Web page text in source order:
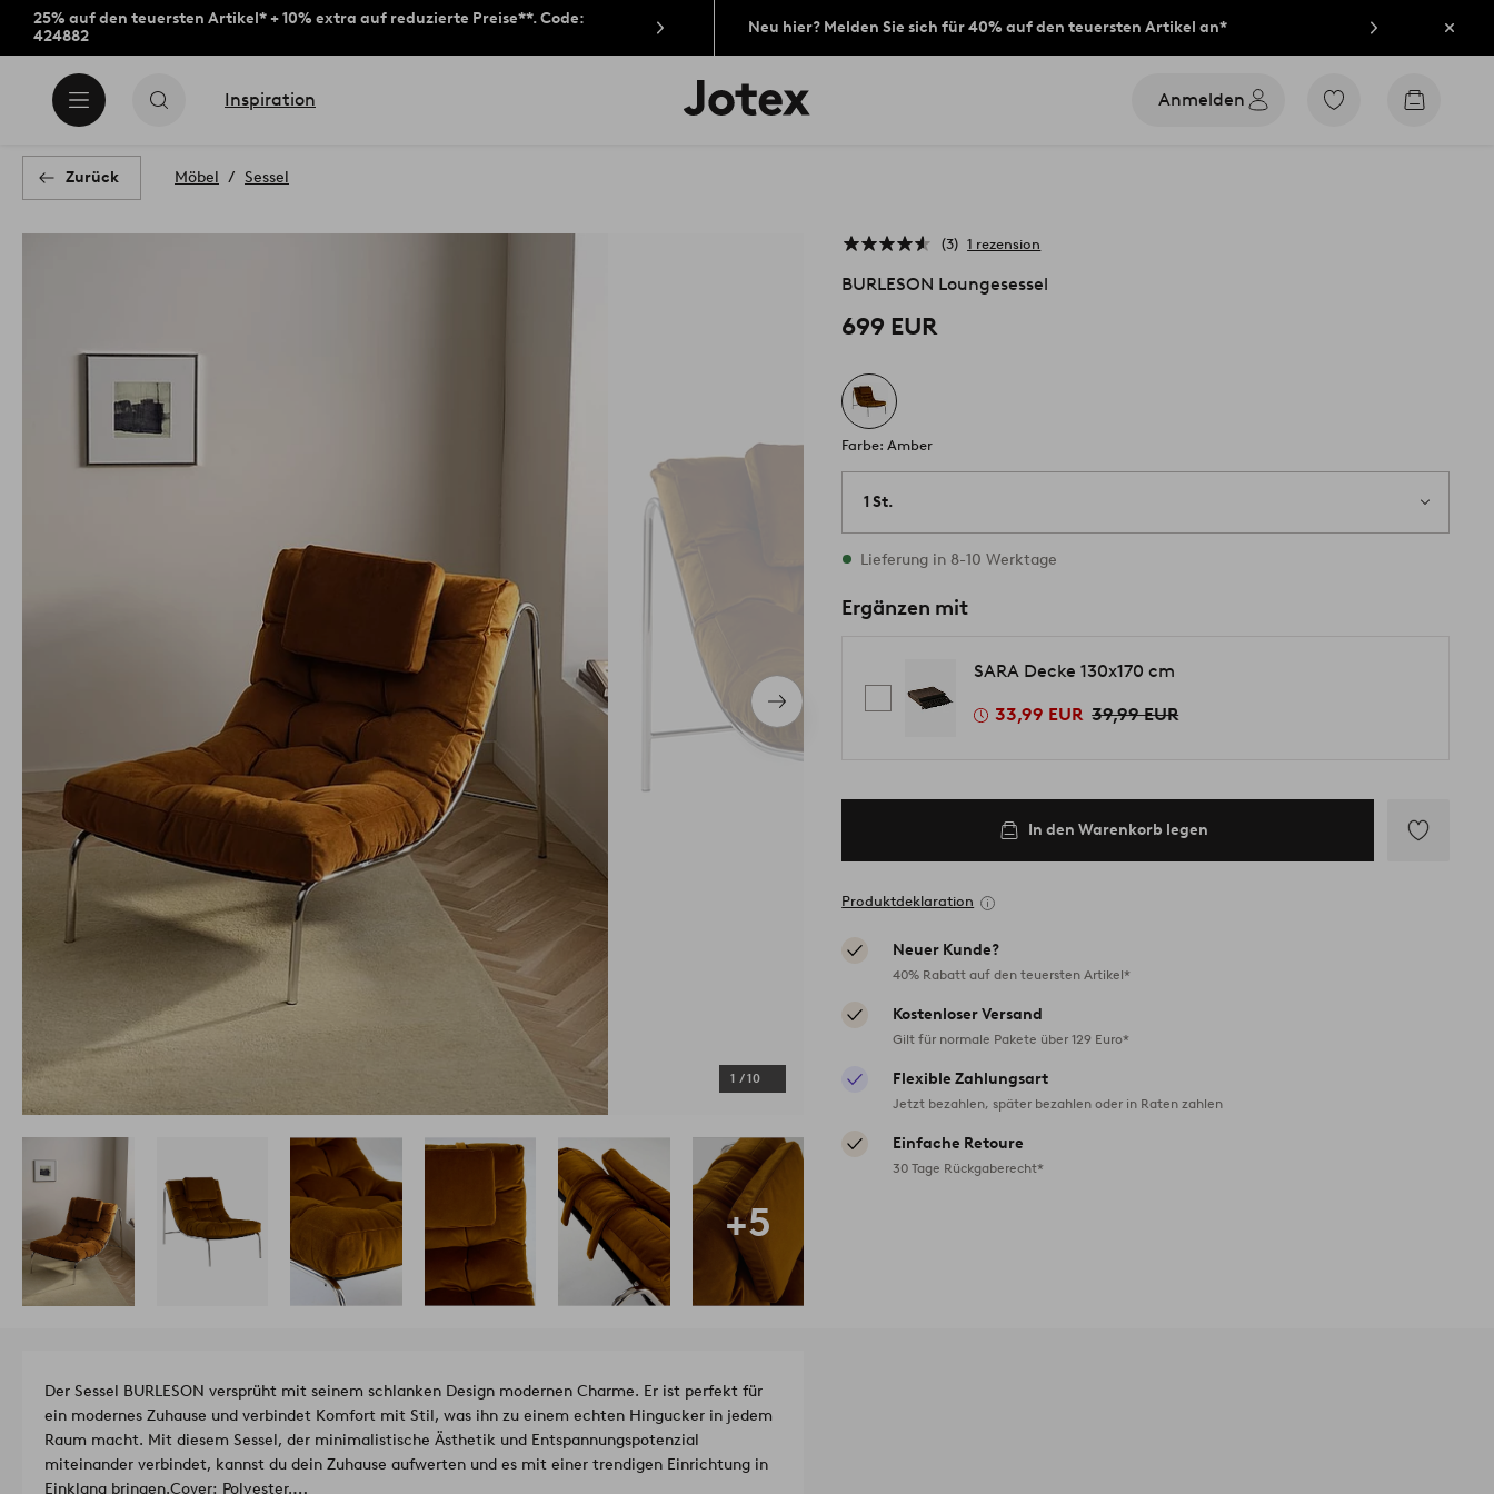
25% auf den teuersten Artikel* + 10% extra auf reduzierte Preise**. Code:
424882
Neu hier? Melden Sie sich für 40% auf den teuersten Artikel an*
Inspiration
Jotex-
Logo
Anmelden
Zu
Zum
Zurück Möbel Sessel
Nächstes
Produkt
1 /10
3 1 rezension
BURLESON Loungesessel
699 EUR
Farbe: Amber
1 St.
Vorrätig
Lieferung in 8-10 Werktage
Ergänzen mit
SARA Decke 130x170 cm
33,99 EUR 39,99 EUR
In den Warenkorb legen
Produktdeklaration
Neuer Kunde?
40% Rabatt auf den teuersten Artikel*
Kostenloser Versand
Gilt für normale Pakete über 129 Euro*
Flexible Zahlungsart
Jetzt bezahlen, später bezahlen oder in Raten zahlen
Einfache Retoure
30 Tage Rückgaberecht*
+5
Der Sessel BURLESON versprüht mit seinem schlanken Design modernen Charme. Er ist perfekt für
ein modernes Zuhause und verbindet Komfort mit Stil, was ihn zu einem echten Hingucker in jedem
Raum macht. Mit diesem Sessel, der minimalistische Ästhetik und Entspannungspotenzial
miteinander verbindet, kannst du dein Zuhause aufwerten und es mit einer trendigen Einrichtung in
Einklang bringen.
Cover: Polyester.